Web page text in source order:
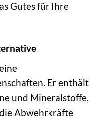
Gutes für Ihre
Er enthält
und Mineralstoffe,
Abwehrkräfte